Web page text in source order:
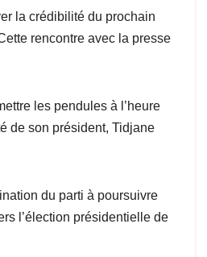
la crédibilité du prochain
rencontre avec la presse
les pendules à l’heure
de son président, Tidjane
du parti à poursuivre
l’élection présidentielle de